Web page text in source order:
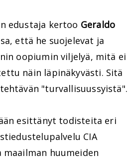
edustaja kertoo Geraldo
että he suojelevat ja
oopiumin viljelyä, mitä ei
näin läpinäkyvästi. Sitä
"turvallisuussyistä".
esittänyt todisteita eri
CIA
huumeiden